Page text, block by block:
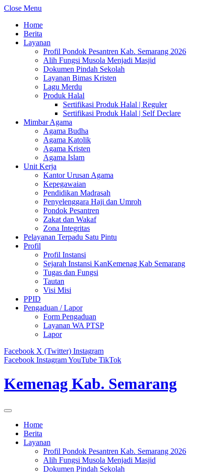
Close Menu
Home
Berita
Layanan
Profil Pondok Pesantren Kab. Semarang 2026
Alih Fungsi Musola Menjadi Masjid
Dokumen Pindah Sekolah
Layanan Bimas Kristen
Lagu Merdu
Produk Halal
Sertifikasi Produk Halal | Reguler
Sertifikasi Produk Halal | Self Declare
Mimbar Agama
Agama Budha
Agama Katolik
Agama Kristen
Agama Islam
Unit Kerja
Kantor Urusan Agama
Kepegawaian
Pendidikan Madrasah
Penyelenggara Haji dan Umroh
Pondok Pesantren
Zakat dan Wakaf
Zona Integritas
Pelayanan Terpadu Satu Pintu
Profil
Profil Instansi
Sejarah Instansi KanKemenag Kab Semarang
Tugas dan Fungsi
Tautan
Visi Misi
PPID
Pengaduan / Lapor
Form Pengaduan
Layanan WA PTSP
Lapor
Facebook X (Twitter) Instagram
Facebook InstagramYouTube TikTok
Kemenag Kab. Semarang
Home
Berita
Layanan
Profil Pondok Pesantren Kab. Semarang 2026
Alih Fungsi Musola Menjadi Masjid
Dokumen Pindah Sekolah